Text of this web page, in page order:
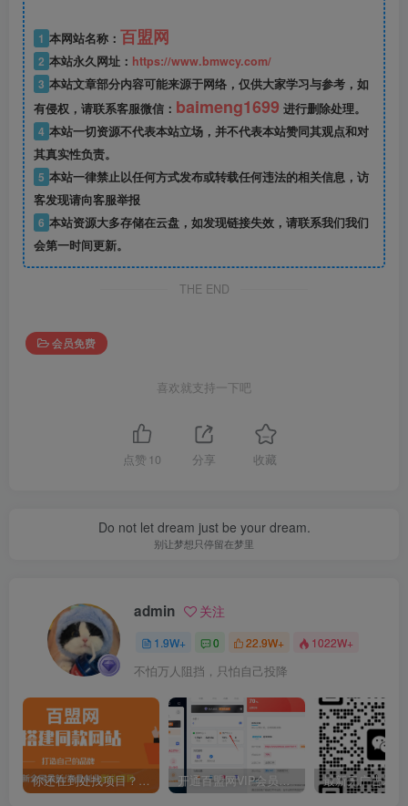
1 本网站名称： 百盟网
2 本站永久网址： https://www.bmwcy.com/
3 本站文章部分内容可能来源于网络，仅供大家学习与参考，如
有侵权，请联系客服微信： baimeng1699 进行删除处理。
4 本站一切资源不代表本站立场，并不代表本站赞同其观点和对
其真实性负责。
5 本站一律禁止以任何方式发布或转载任何违法的相关信息，访
客发现请向客服举报
6 本站资源大多存储在云盘，如发现链接失效，请联系我们我们
会第一时间更新。
THE END
会员免费
喜欢就支持一下吧
点赞 10 分享 收藏
Do not let dream just be your dream.
别让梦想只停留在梦里
admin 关注
1.9W+ 0 22.9W+ 1022W+
不怕万人阻挡，只怕自己投降
你还在到处找项目？还在当韭菜？我靠卖项目一个月收入5万+，曾经我也是个失败者。 开通百盟网VIP会员，尊享全站资源免费下载，享70%的推广提成！！【限时五折优惠】